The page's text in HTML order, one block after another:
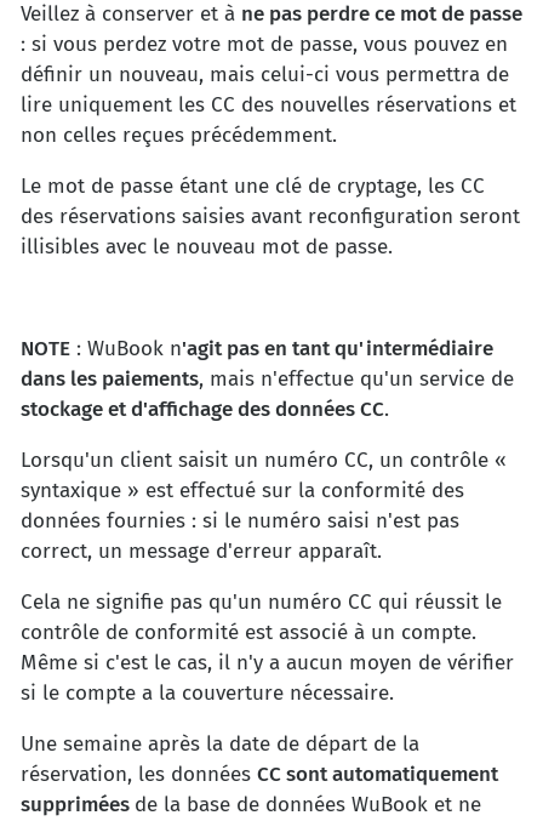
Veillez à conserver et à ne pas perdre ce mot de passe
: si vous perdez votre mot de passe, vous pouvez en
définir un nouveau, mais celui-ci vous permettra de
lire uniquement les CC des nouvelles réservations et
non celles reçues précédemment.
Le mot de passe étant une clé de cryptage, les CC
des réservations saisies avant reconfiguration seront
illisibles avec le nouveau mot de passe.
NOTE : WuBook n'agit pas en tant qu'intermédiaire
dans les paiements, mais n'effectue qu'un service de
stockage et d'affichage des données CC.
Lorsqu'un client saisit un numéro CC, un contrôle «
syntaxique » est effectué sur la conformité des
données fournies : si le numéro saisi n'est pas
correct, un message d'erreur apparaît.
Cela ne signifie pas qu'un numéro CC qui réussit le
contrôle de conformité est associé à un compte.
Même si c'est le cas, il n'y a aucun moyen de vérifier
si le compte a la couverture nécessaire.
Une semaine après la date de départ de la
réservation, les données CC sont automatiquement
supprimées de la base de données WuBook et ne